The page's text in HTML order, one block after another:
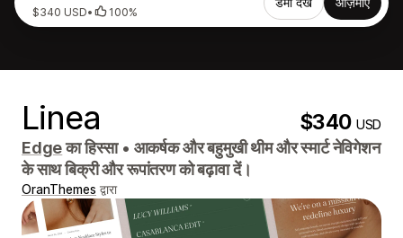
$340 USD• 100%
Linea $340USD
Edgeका हिस्सा • आकर्षक और बहुमुखी थीम और स्मार्ट नेविगेशन
के साथ बिक्री और रूपांतरण को बढ़ावा दें।
OranThemes द्वारा